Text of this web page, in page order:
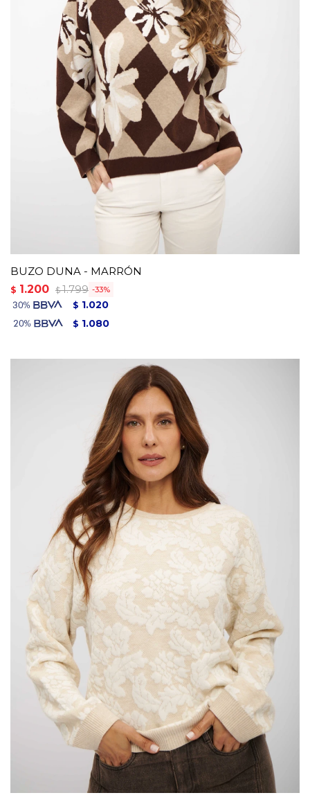
BUZO DUNA - MARRÓN
$ 1.200 $ 1.799 33
$ 1.020
$ 1.080